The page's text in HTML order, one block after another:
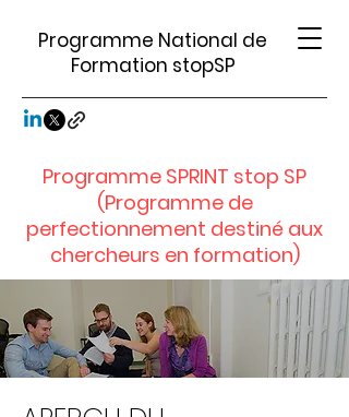
Programme National de
Formation stopSP
Programme SPRINT stop SP
(Programme de
perfectionnement destiné aux
chercheurs en formation)